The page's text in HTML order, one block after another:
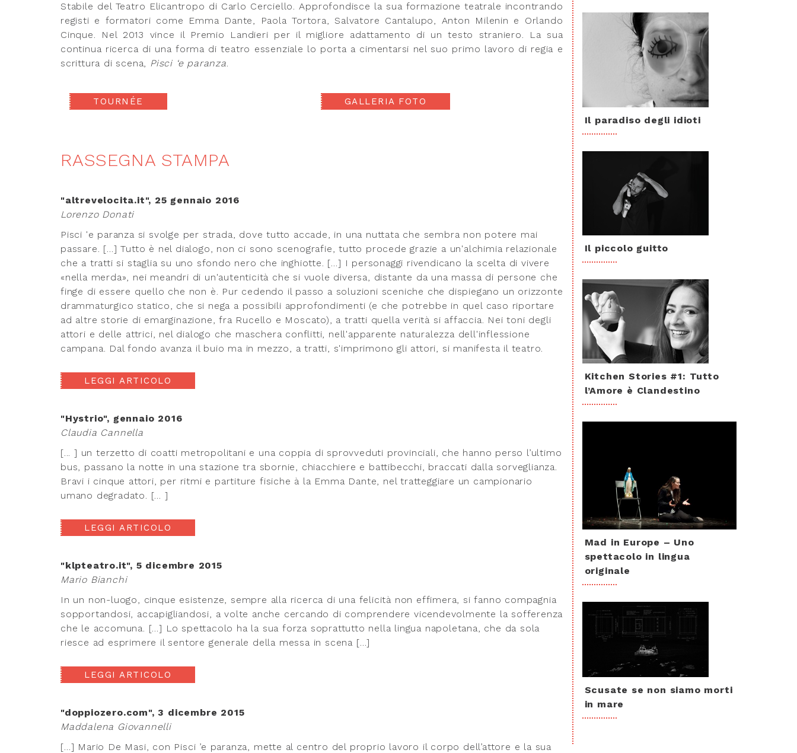
Stabile del Teatro Elicantropo di Carlo Cerciello. Approfondisce la sua formazione teatrale incontrando
registi e formatori come Emma Dante, Paola Tortora, Salvatore Cantalupo, Anton Milenin e Orlando
Cinque. Nel 2013 vince il Premio Landieri per il migliore adattamento di un testo straniero. La sua
continua ricerca di una forma di teatro essenziale lo porta a cimentarsi nel suo primo lavoro di regia e
scrittura di scena, Pisci ‘e paranza.
TOURNÉE GALLERIA FOTO
RASSEGNA STAMPA
"altrevelocita.it", 25 gennaio 2016
Lorenzo Donati
Pisci 'e paranza si svolge per strada, dove tutto accade, in una nuttata che sembra non potere mai
passare. […] Tutto è nel dialogo, non ci sono scenografie, tutto procede grazie a un'alchimia relazionale
che a tratti si staglia su uno sfondo nero che inghiotte. […] I personaggi rivendicano la scelta di vivere
«nella merda», nei meandri di un'autenticità che si vuole diversa, distante da una massa di persone che
finge di essere quello che non è. Pur cedendo il passo a soluzioni sceniche che dispiegano un orizzonte
drammaturgico statico, che si nega a possibili approfondimenti (e che potrebbe in quel caso riportare
ad altre storie di emarginazione, fra Rucello e Moscato), a tratti quella verità si affaccia. Nei toni degli
attori e delle attrici, nel dialogo che maschera conflitti, nell'apparente naturalezza dell'inflessione
campana. Dal fondo avanza il buio ma in mezzo, a tratti, s'imprimono gli attori, si manifesta il teatro.
LEGGI ARTICOLO
"Hystrio", gennaio 2016
Claudia Cannella
[... ] un terzetto di coatti metropolitani e una coppia di sprovveduti provinciali, che hanno perso l’ultimo
bus, passano la notte in una stazione tra sbornie, chiacchiere e battibecchi, braccati dalla sorveglianza.
Bravi i cinque attori, per ritmi e partiture fisiche à la Emma Dante, nel tratteggiare un campionario
umano degradato. [... ]
LEGGI ARTICOLO
"klpteatro.it", 5 dicembre 2015
Mario Bianchi
In un non-luogo, cinque esistenze, sempre alla ricerca di una felicità non effimera, si fanno compagnia
sopportandosi, accapigliandosi, a volte anche cercando di comprendere vicendevolmente la sofferenza
che le accomuna. […] Lo spettacolo ha la sua forza soprattutto nella lingua napoletana, che da sola
riesce ad esprimere il sentore generale della messa in scena […]
LEGGI ARTICOLO
"doppiozero.com", 3 dicembre 2015
Maddalena Giovannelli
[…] Mario De Masi, con Pisci ’e paranza, mette al centro del proprio lavoro il corpo dell’attore e la sua
Il paradiso degli idioti
Il piccolo guitto
Kitchen Stories #1: Tutto
l’Amore è Clandestino
Mad in Europe – Uno
spettacolo in lingua
originale
Scusate se non siamo morti
in mare